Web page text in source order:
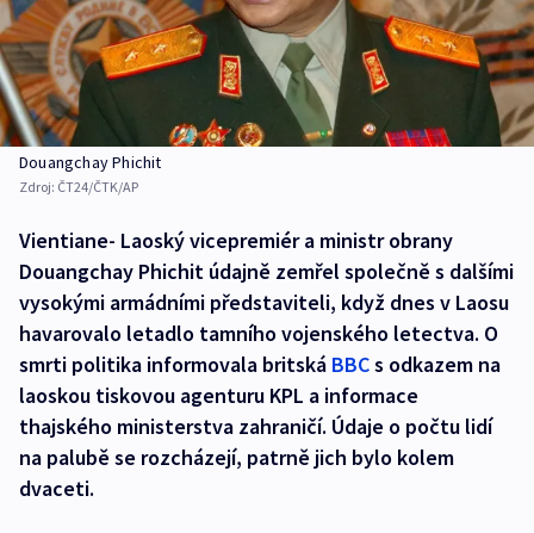
Douangchay Phichit
Zdroj: ČT24/ČTK/AP
Vientiane- Laoský vicepremiér a ministr obrany
Douangchay Phichit údajně zemřel společně s dalšími
vysokými armádními představiteli, když dnes v Laosu
havarovalo letadlo tamního vojenského letectva. O
smrti politika informovala britská BBCs odkazem na
laoskou tiskovou agenturu KPL a informace
thajského ministerstva zahraničí. Údaje o počtu lidí
na palubě se rozcházejí, patrně jich bylo kolem
dvaceti.